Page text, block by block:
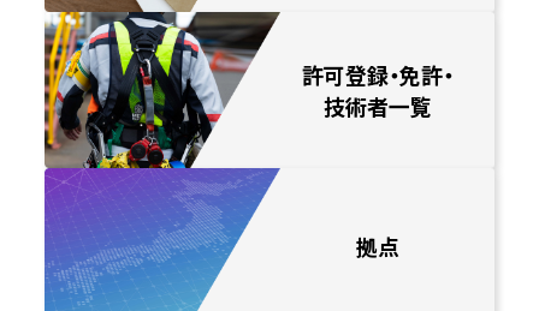
許可登録・免許・
技術者一覧
拠点